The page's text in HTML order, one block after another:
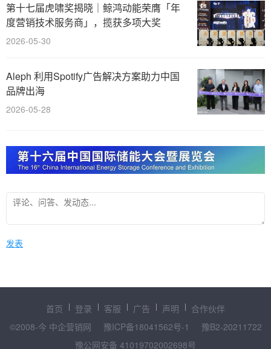
第十七届虎啸奖揭晓｜鲸鸿动能荣膺「年
度营销技术服务商」，揽获多项大奖
2026-05-30
Aleph 利用Spotify广告解决方案助力中国
品牌出海
2026-05-28
发表
首页 登录 客服 广告 声明
合作伙伴
©2008-今 中企营销网
豫ICP备18041562号-1
豫B2-20211722
豫公网安备 41019702002698号